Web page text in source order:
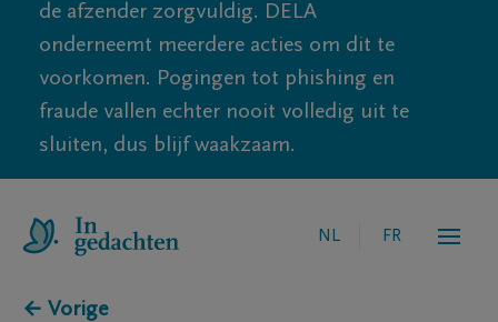
de afzender zorgvuldig. DELA
onderneemt meerdere acties om dit te
voorkomen. Pogingen tot phishing en
fraude vallen echter nooit volledig uit te
sluiten, dus blijf waakzaam.
NL FR
← Vorige